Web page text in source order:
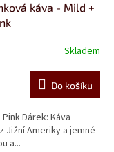
káva - Mild +
Skladem
Do košíku
Dárek: Káva
Jižní Ameriky a jemné
a...